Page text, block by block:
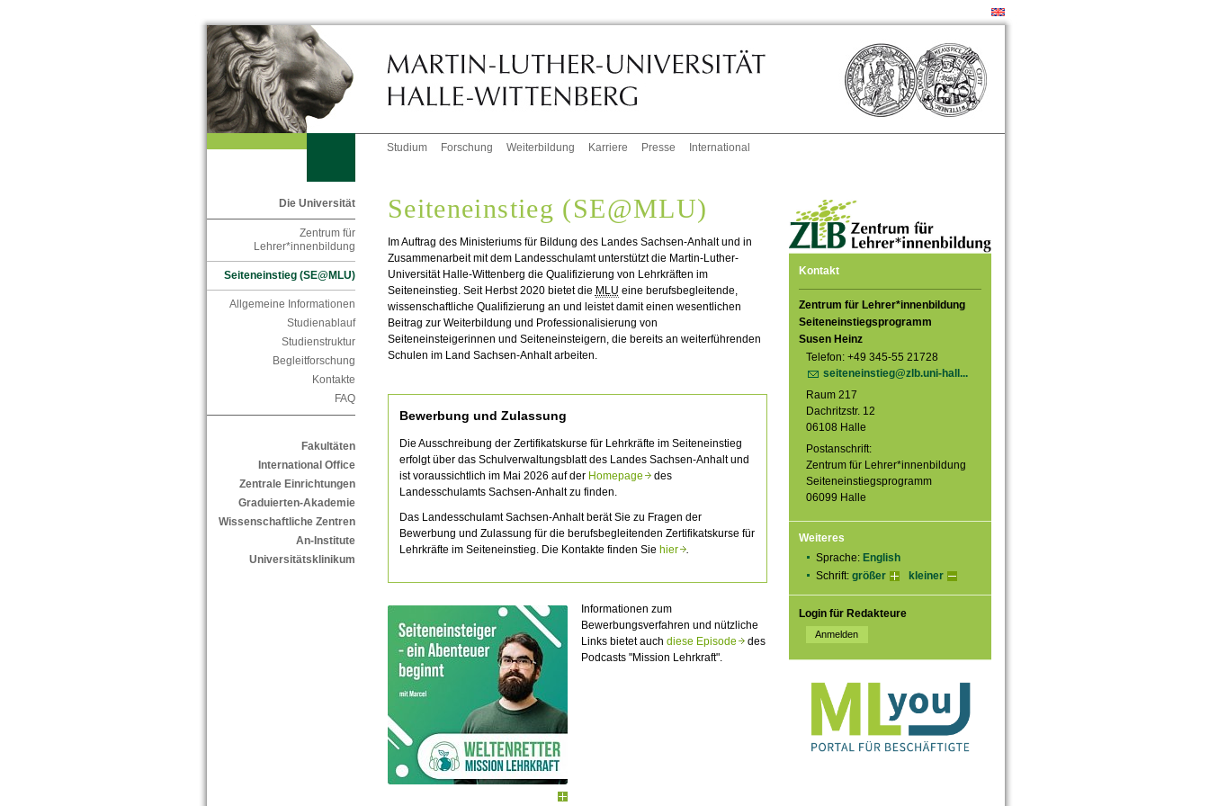
Studium Forschung Weiterbildung Karriere Presse International
Die Universität
Zentrum für
Lehrer*innenbildung
Seiteneinstieg (SE@MLU)
Allgemeine Informationen
Studienablauf
Studienstruktur
Begleitforschung
Kontakte
FAQ
Fakultäten
International Office
Zentrale Einrichtungen
Graduierten-Akademie
Wissenschaftliche Zentren
An-Institute
Universitätsklinikum
Kontakt
Zentrum für Lehrer*innenbildung
Seiteneinstiegsprogramm
Susen Heinz
Telefon: +49 345-55 21728
seiteneinstieg@zlb.uni-hall...
Raum 217
Dachritzstr. 12
06108 Halle
Postanschrift:
Zentrum für Lehrer*innenbildung
Seiteneinstiegsprogramm
06099 Halle
Weiteres
Sprache: English
Schrift: größer kleiner
Login für Redakteure
Seiteneinstieg (SE@MLU)
Im Auftrag des Ministeriums für Bildung des Landes Sachsen-Anhalt und in
Zusammenarbeit mit dem Landesschulamt unterstützt die Martin-Luther-
Universität Halle-Wittenberg die Qualifizierung von Lehrkräften im
Seiteneinstieg. Seit Herbst 2020 bietet die MLU eine berufsbegleitende,
wissenschaftliche Qualifizierung an und leistet damit einen wesentlichen
Beitrag zur Weiterbildung und Professionalisierung von
Seiteneinsteigerinnen und Seiteneinsteigern, die bereits an weiterführenden
Schulen im Land Sachsen-Anhalt arbeiten.
Bewerbung und Zulassung
Die Ausschreibung der Zertifikatskurse für Lehrkräfte im Seiteneinstieg
erfolgt über das Schulverwaltungsblatt des Landes Sachsen-Anhalt und
ist voraussichtlich im Mai 2026 auf der Homepagedes
Landesschulamts Sachsen-Anhalt zu finden.
Das Landesschulamt Sachsen-Anhalt berät Sie zu Fragen der
Bewerbung und Zulassung für die berufsbegleitenden Zertifikatskurse für
Lehrkräfte im Seiteneinstieg. Die Kontakte finden Sie hier.
Informationen zum
Bewerbungsverfahren und nützliche
Links bietet auch diese Episodedes
Podcasts "Mission Lehrkraft".